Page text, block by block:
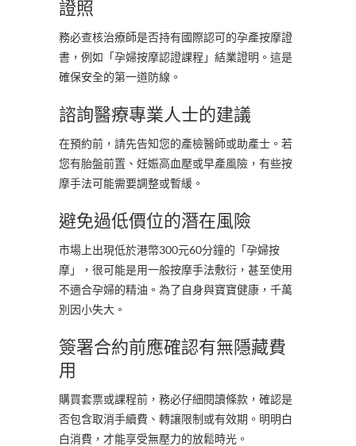
證照
務必查核治療師是否持有國際認可的孕產按摩證
書，例如「孕婦按摩認證課程」結業證明。這是
確保安全的第一道防線。
諮詢醫療專業人士的建議
在預約前，請先告知您的產檢醫師或助產士。若
您有胎盤前置、妊娠高血壓或早產風險，有些按
摩手法可能需要調整或暫緩。
避免過低價位的潛在風險
市場上出現低於港幣300元60分鐘的「孕婦按
摩」，很可能是用一般按摩手法敷衍，甚至使用
不適合孕婦的精油。為了自身與寶寶健康，千萬
別因小失大。
簽署合約前應確認有無隱藏費
用
購買套票或課程前，務必仔細閱讀條款，確認是
否包含取消手續費、轉讓限制或有效期。明明白
白消費，才能享受無壓力的放鬆時光。